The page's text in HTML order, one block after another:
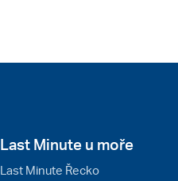
Last Minute u moře
Last Minute Řecko